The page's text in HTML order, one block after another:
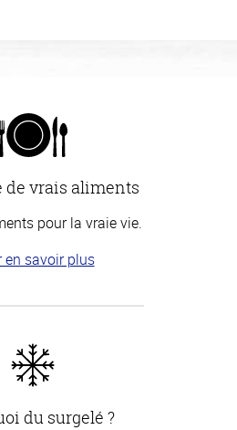
de vrais aliments
pour la vraie vie.
en savoir plus
du surgelé ?